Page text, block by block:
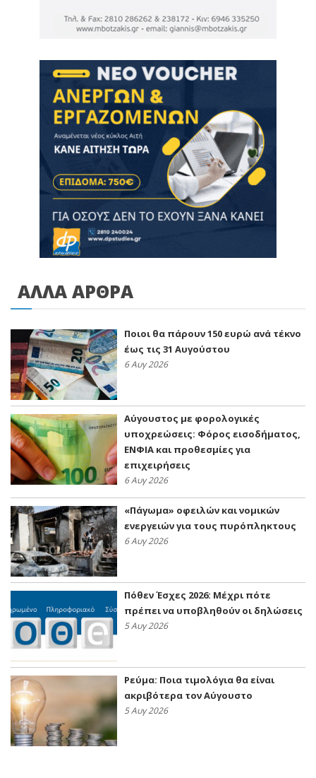
ΑΛΛΑ ΑΡΘΡΑ
Ποιοι θα πάρουν 150 ευρώ ανά τέκνο
έως τις 31 Αυγούστου
6 Αυγ 2026
Αύγουστος με φορολογικές
υποχρεώσεις: Φόρος εισοδήματος,
ΕΝΦΙΑ και προθεσμίες για
επιχειρήσεις
6 Αυγ 2026
«Πάγωμα» οφειλών και νομικών
ενεργειών για τους πυρόπληκτους
6 Αυγ 2026
Πόθεν Έσχες 2026: Μέχρι πότε
πρέπει να υποβληθούν οι δηλώσεις
5 Αυγ 2026
Ρεύμα: Ποια τιμολόγια θα είναι
ακριβότερα τον Αύγουστο
5 Αυγ 2026